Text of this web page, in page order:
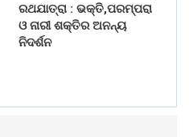
ରଥଯାତ୍ରା : ଭକ୍ତି,ପରମ୍ପରା
ଓ ନାରୀ ଶକ୍ତିର ଅନନ୍ୟ
ନିଦର୍ଶନ